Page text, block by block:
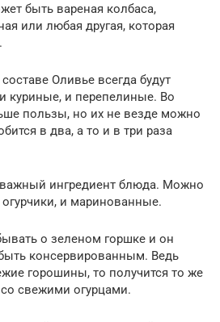
быть вареная колбаса,
или любая другая, которая
Оливье всегда будут
куриные, и перепелиные. Во
пользы, но их не везде можно
в два, а то и в три раза
ингредиент блюда. Можно
и маринованные.
о зеленом горшке и он
консервированным. Ведь
горошины, то получится то же
свежими огурцами.